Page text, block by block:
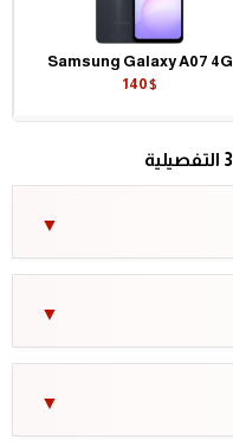
Samsung Galaxy A07 4G
140$